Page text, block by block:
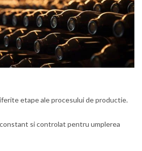
etape ale procesului de productie.
si controlat pentru umplerea